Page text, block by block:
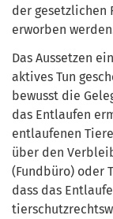
der gesetzlichen
erworben
Das Aussetzen
aktives Tun
bewusst die
das Entlaufen
entlaufenen
über den
(Fundbüro) oder
dass das